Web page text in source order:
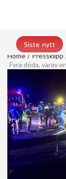
Siste nytt
Home
Pressklipp